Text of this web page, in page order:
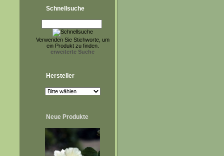
Schnellsuche
Verwenden Sie Stichworte, um
ein Produkt zu finden.
erweiterte Suche
Hersteller
Neue Produkte